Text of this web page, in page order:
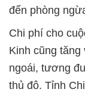
đến phòng
Chi phí cho
Kinh cũng tăng
ngoái, tương
thủ đô. Tỉnh